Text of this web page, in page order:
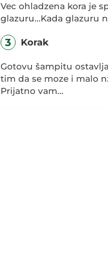
Vec ohladzena kora je
glazuru...Kada glazuru
3 Korak
Gotovu šampitu
tim da se moze i malo
Prijatno vam...